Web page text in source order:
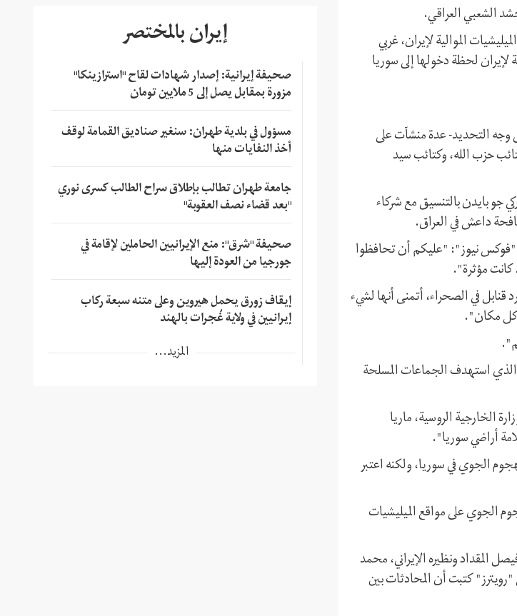
الشعبي العراقي.
الموالية لإيران، غربي
لإيران لحظة دخولها إلى سوريا
وجه التحديد- عدة منشآت على
حزب الله، وكتائب سيد
جو بايدن بالتنسيق مع شركاء
داعش في العراق.
"فوكس نيوز": "عليكم أن تحافظوا
مؤثرة".
في الصحراء، أتمنى أنها لشيء
كل مكان".
الذي استهدف الجماعات المسلحة
الخارجية الروسية، ماريا
الجوي في سوريا، ولكنه اعتبر
الجوي على مواقع الميليشيات
المقداد ونظيره الإيراني، محمد
كتبت أن المحادثات بين
إيران بالمختصر
صحيفة إيرانية: إصدار شهادات لقاح "استرازينكا"
مزورة بمقابل يصل إلى 5 ملايين تومان
مسؤول في بلدية طهران: سنغير صناديق القمامة لوقف
أخذ النفايات منها
جامعة طهران تطالب بإطلاق سراح الطالب كسرى نوري
"بعد قضاء نصف العقوبة"
صحيفة "شرق": منع الإيرانيين الحاملين لإقامة في
جورجيا من العودة إليها
إيقاف زورق يحمل هيروين وعلى متنه سبعة ركاب
إيرانيين في ولاية غُجرات بالهند
المزيد...